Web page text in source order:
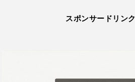
スポンサードリンク